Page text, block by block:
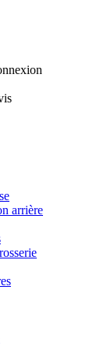
arrière